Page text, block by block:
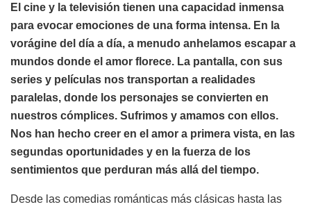
El cine y la televisión tienen una capacidad inmensa
para evocar emociones de una forma intensa. En la
vorágine del día a día, a menudo anhelamos escapar a
mundos donde el amor florece. La pantalla, con sus
series y películas nos transportan a realidades
paralelas, donde los personajes se convierten en
nuestros cómplices. Sufrimos y amamos con ellos.
Nos han hecho creer en el amor a primera vista, en las
segundas oportunidades y en la fuerza de los
sentimientos que perduran más allá del tiempo.
Desde las comedias románticas más clásicas hasta las